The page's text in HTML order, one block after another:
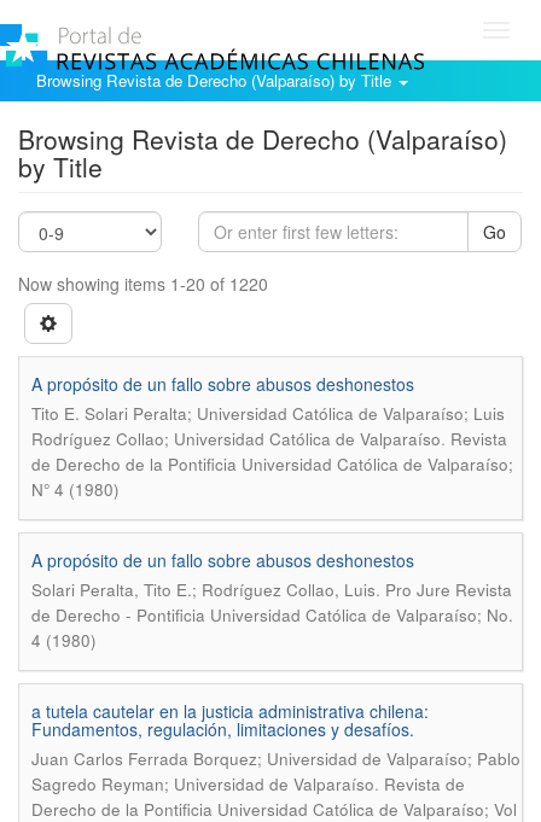
Browsing Revista de Derecho (Valparaíso) by Title
Browsing Revista de Derecho (Valparaíso)
by Title
Go
Now showing items 1-20 of 1220
A propósito de un fallo sobre abusos deshonestos
Tito E. Solari Peralta; Universidad Católica de Valparaíso; Luis
Rodríguez Collao; Universidad Católica de Valparaíso. Revista
de Derecho de la Pontificia Universidad Católica de Valparaíso;
N° 4 (1980)
A propósito de un fallo sobre abusos deshonestos
Solari Peralta, Tito E.; Rodríguez Collao, Luis. Pro Jure Revista
de Derecho - Pontificia Universidad Católica de Valparaíso; No.
4 (1980)
a tutela cautelar en la justicia administrativa chilena:
Fundamentos, regulación, limitaciones y desafíos.
Juan Carlos Ferrada Borquez; Universidad de Valparaíso; Pablo
Sagredo Reyman; Universidad de Valparaíso. Revista de
Derecho de la Pontificia Universidad Católica de Valparaíso; Vol